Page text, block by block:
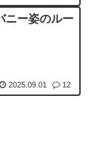
ニー姿のルー
2025.09.01 12